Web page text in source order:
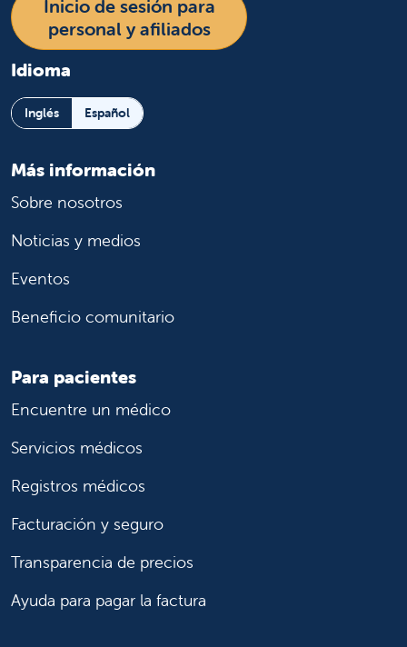
Inicio de sesión para
personal y afiliados
Idioma
Inglés Español
Más información
Sobre nosotros
Noticias y medios
Eventos
Beneficio comunitario
Para pacientes
Encuentre un médico
Servicios médicos
Registros médicos
Facturación y seguro
Transparencia de precios
Ayuda para pagar la factura